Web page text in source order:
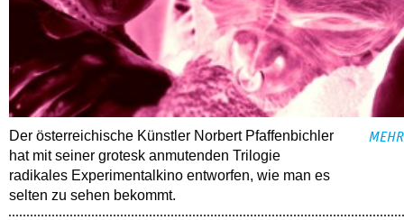
Der österreichische Künstler Norbert Pfaffenbichler
hat mit seiner grotesk anmutenden Trilogie
radikales Experimentalkino entworfen, wie man es
selten zu sehen bekommt.
MEHR